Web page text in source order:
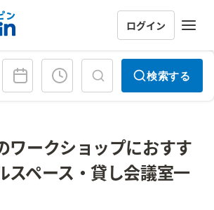
ログイン
場タイプ 検索する
ワークショップにおすす
スペース・貸し会議室一